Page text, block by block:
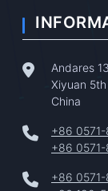
Andares
Xiyuan
China
+86
+86 0571-
+86